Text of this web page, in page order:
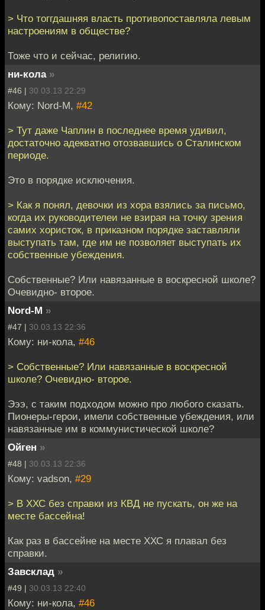
> Что тоггдашняя власть противопоставляла левым
настроениям в обществе?
Тоже что и сейчас, религию.
ни-кола »
#46 | 30.03.13 22:29
Кому: Nord-M, #42
> Тут даже Чаплин в последнее время удивил,
достаточно адекватно отозвавшись о Сталинском
периоде.
Это в порядке исключения.
> Как я понял, девочки из хора взялись за письмо,
когда их руководителеи не взирая на точку зрения
самих хористок, в приказном порядке заставляли
выступать там, где им не позволяет выступать их
собственные убеждения.
Собственные? Или навязанные в воскресной школе?
Очевидно- второе.
Nord-M »
#47 | 30.03.13 22:36
Кому: ни-кола, #46
> Собственные? Или навязанные в воскресной
школе? Очевидно- второе.
Эээ, с таким подходом можно про любого сказать.
Пионеры-герои, имели собственные убеждения, или
навязанные им в коммунистической школе?
Ойген »
#48 | 30.03.13 22:36
Кому: vadson, #29
> В ХХС без справки из КВД не пускать, он же на
месте бассейна!
Как раз в бассейне на месте ХХС я плавал без
справки.
Завсклад »
#49 | 30.03.13 22:40
Кому: ни-кола, #46